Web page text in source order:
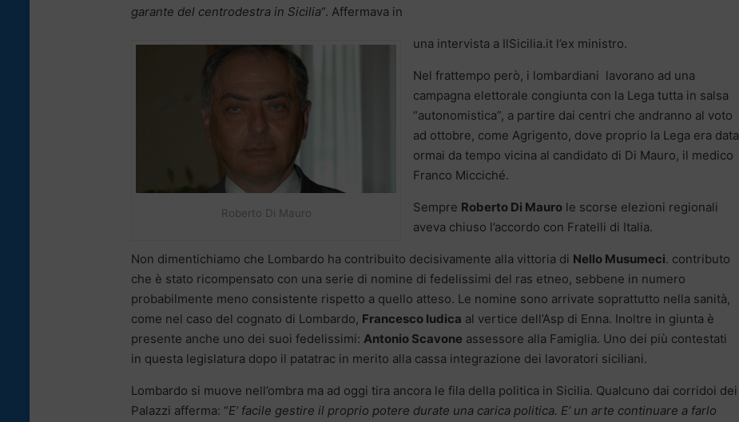
garante del centrodestra in Sicilia“. Affermava in
Roberto Di Mauro
una intervista a IlSicilia.it l’ex ministro.
Nel frattempo però, i lombardiani lavorano ad una
campagna elettorale congiunta con la Lega tutta in salsa
“autonomistica”, a partire dai centri che andranno al voto
ad ottobre, come Agrigento, dove proprio la Lega era data
ormai da tempo vicina al candidato di Di Mauro, il medico
Franco Micciché.
Sempre Roberto Di Mauro le scorse elezioni regionali
aveva chiuso l’accordo con Fratelli di Italia.
Non dimentichiamo che Lombardo ha contribuito decisivamente alla vittoria di Nello Musumeci. contributo
che è stato ricompensato con una serie di nomine di fedelissimi del ras etneo, sebbene in numero
probabilmente meno consistente rispetto a quello atteso. Le nomine sono arrivate soprattutto nella sanità,
come nel caso del cognato di Lombardo, Francesco Iudica al vertice dell’Asp di Enna. Inoltre in giunta è
presente anche uno dei suoi fedelissimi: Antonio Scavone assessore alla Famiglia. Uno dei più contestati
in questa legislatura dopo il patatrac in merito alla cassa integrazione dei lavoratori siciliani.
Lombardo si muove nell’ombra ma ad oggi tira ancora le fila della politica in Sicilia. Qualcuno dai corridoi dei
Palazzi afferma: “E’ facile gestire il proprio potere durate una carica politica. E’ un arte continuare a farlo